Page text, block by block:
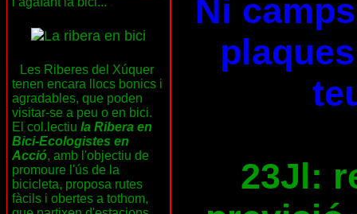
Les Riberes del Xúquer
tenen encara llocs bonics i
agradables, que poden
visitar-se a peu o en bici.
El col.lectiu la Ribera en
Bici-Ecologistes en
Acció, amb l'objectiu de
promoure l'ús de la
bicicleta, proposa rutes
fàcils i obertes a tothom,
Ni
23Jl: